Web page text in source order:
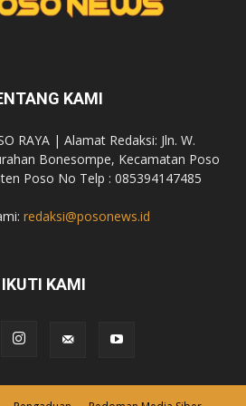
KAMI
RAYA | Alamat Redaksi: Jln. W.
Bonesompe, Kecamatan Poso
Poso No Telp : 085394147485
redaksi@posonews.id
IKUTI KAMI